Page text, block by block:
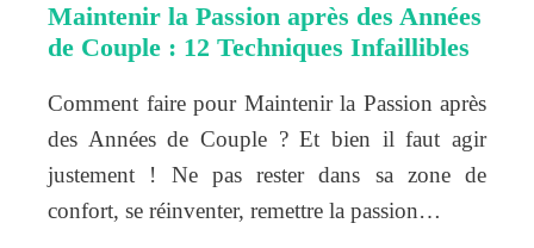
Maintenir la Passion après des Années
de Couple : 12 Techniques Infaillibles
Comment faire pour Maintenir la Passion après
des Années de Couple ? Et bien il faut agir
justement ! Ne pas rester dans sa zone de
confort, se réinventer, remettre la passion…